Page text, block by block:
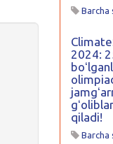
Barcha
2024:
qiladi!
Barcha